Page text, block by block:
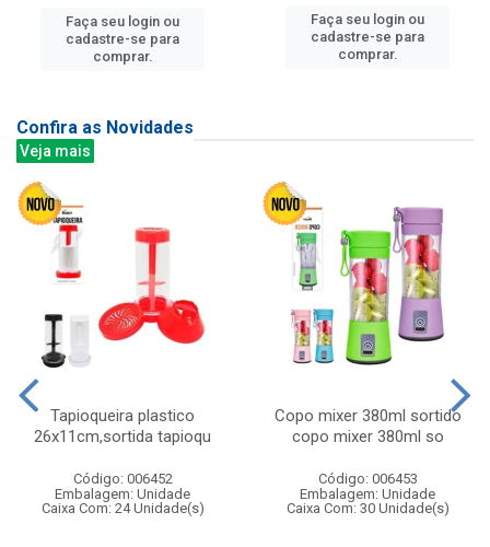
Faça seu login ou
cadastre-se para
comprar.
Faça seu login ou
cadastre-se para
comprar.
Confira as Novidades
Veja mais
Tapioqueira plastico
26x11cm,sortida tapioqu
Código: 006452
Embalagem: Unidade
Caixa Com: 24 Unidade(s)
Copo mixer 380ml sortido
copo mixer 380ml so
Código: 006453
Embalagem: Unidade
Caixa Com: 30 Unidade(s)